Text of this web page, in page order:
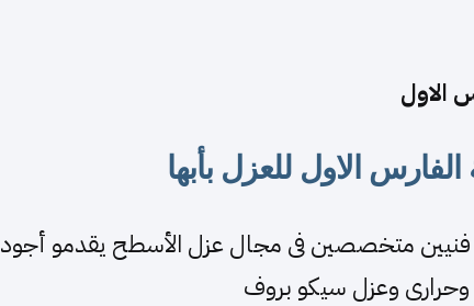
الاول
الاول للعزل بأبها
فنيين متخصصين فى مجال عزل الأسطح يقدمو أجود
وعزل سيكو بروف